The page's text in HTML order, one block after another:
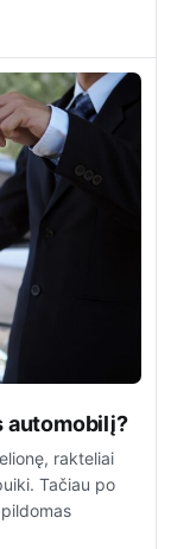
automobilį?
rakteliai
Tačiau po